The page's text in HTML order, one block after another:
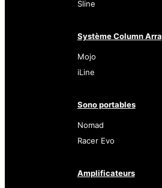
Sline
Système Column
Mojo
iLine
Sono portables
Nomad
Racer Evo
Amplificateurs